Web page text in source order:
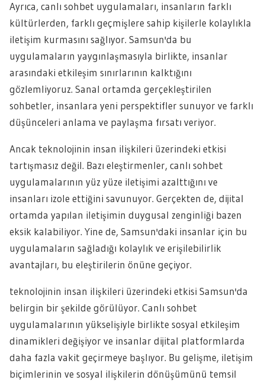
Ayrıca, canlı sohbet uygulamaları, insanların farklı
kültürlerden, farklı geçmişlere sahip kişilerle kolaylıkla
iletişim kurmasını sağlıyor. Samsun'da bu
uygulamaların yaygınlaşmasıyla birlikte, insanlar
arasındaki etkileşim sınırlarının kalktığını
gözlemliyoruz. Sanal ortamda gerçekleştirilen
sohbetler, insanlara yeni perspektifler sunuyor ve farklı
düşünceleri anlama ve paylaşma fırsatı veriyor.
Ancak teknolojinin insan ilişkileri üzerindeki etkisi
tartışmasız değil. Bazı eleştirmenler, canlı sohbet
uygulamalarının yüz yüze iletişimi azalttığını ve
insanları izole ettiğini savunuyor. Gerçekten de, dijital
ortamda yapılan iletişimin duygusal zenginliği bazen
eksik kalabiliyor. Yine de, Samsun'daki insanlar için bu
uygulamaların sağladığı kolaylık ve erişilebilirlik
avantajları, bu eleştirilerin önüne geçiyor.
teknolojinin insan ilişkileri üzerindeki etkisi Samsun'da
belirgin bir şekilde görülüyor. Canlı sohbet
uygulamalarının yükselişiyle birlikte sosyal etkileşim
dinamikleri değişiyor ve insanlar dijital platformlarda
daha fazla vakit geçirmeye başlıyor. Bu gelişme, iletişim
biçimlerinin ve sosyal ilişkilerin dönüşümünü temsil